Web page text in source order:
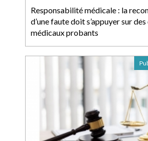
Responsabilité médicale : la
d’une faute doit s’appuyer sur
médicaux probants